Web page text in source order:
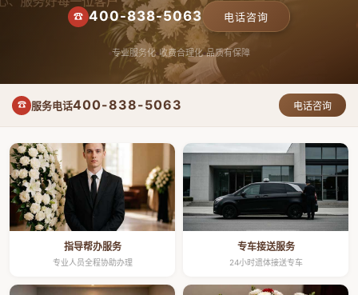
☎ 400-838-5063 电话咨询
专业服务化 收费合理化 品质有保障
☎ 服务电话400-838-5063 电话咨询
指导帮办服务
专业人员全程协助办理
专车接送服务
24小时遗体接送专车